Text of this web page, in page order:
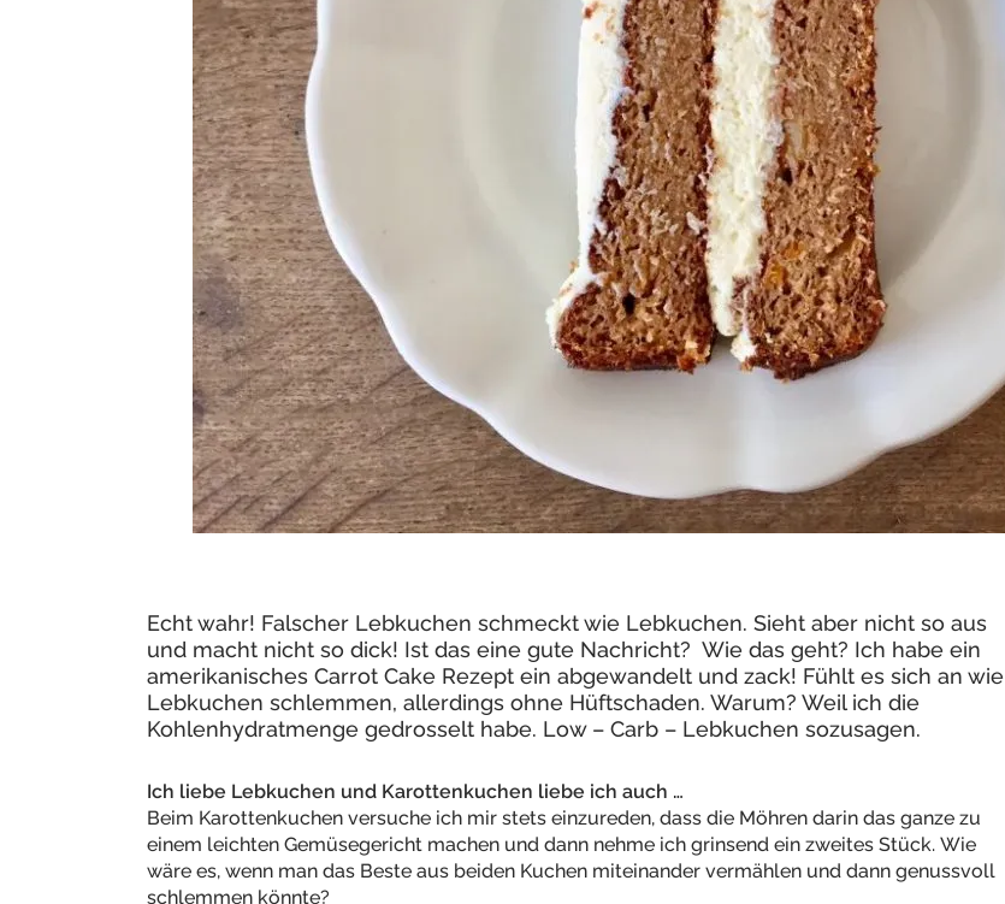
Echt wahr! Falscher Lebkuchen schmeckt wie Lebkuchen. Sieht aber nicht so aus
und macht nicht so dick! Ist das eine gute Nachricht? Wie das geht? Ich habe ein
amerikanisches Carrot Cake Rezept ein abgewandelt und zack! Fühlt es sich an wie
Lebkuchen schlemmen, allerdings ohne Hüftschaden. Warum? Weil ich die
Kohlenhydratmenge gedrosselt habe. Low – Carb – Lebkuchen sozusagen.
Ich liebe Lebkuchen und Karottenkuchen liebe ich auch …
Beim Karottenkuchen versuche ich mir stets einzureden, dass die Möhren darin das ganze zu
einem leichten Gemüsegericht machen und dann nehme ich grinsend ein zweites Stück. Wie
wäre es, wenn man das Beste aus beiden Kuchen miteinander vermählen und dann genussvoll
schlemmen könnte?